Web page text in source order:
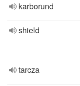
karborund
shield
tarcza